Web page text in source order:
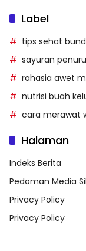
Label
tips sehat
sayuran
rahasia awet
nutrisi buah
cara merawat
Halaman
Indeks Berita
Pedoman Media
Privacy Policy
Privacy Policy